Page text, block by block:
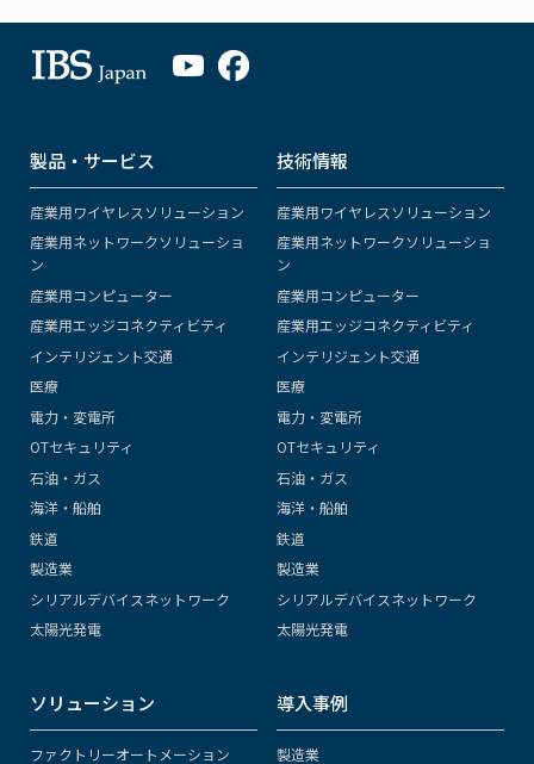
製品・サービス
産業用ワイヤレスソリューション
産業用ネットワークソリューショ
ン
産業用コンピューター
産業用エッジコネクティビティ
インテリジェント交通
医療
電力・変電所
OTセキュリティ
石油・ガス
海洋・船舶
鉄道
製造業
シリアルデバイスネットワーク
太陽光発電
技術情報
産業用ワイヤレスソリューション
産業用ネットワークソリューショ
ン
産業用コンピューター
産業用エッジコネクティビティ
インテリジェント交通
医療
電力・変電所
OTセキュリティ
石油・ガス
海洋・船舶
鉄道
製造業
シリアルデバイスネットワーク
太陽光発電
ソリューション
ファクトリーオートメーション
導入事例
製造業